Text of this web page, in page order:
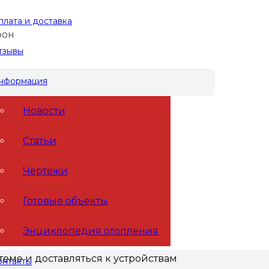
и доставка
Новости
Статьи
Чертежи
Готовые объекты
Энциклопедия отопления
контурам. Стальная конструкция
резьба и отводы. Это и есть
пол. Необходимость данного
и доставляться к устройствам